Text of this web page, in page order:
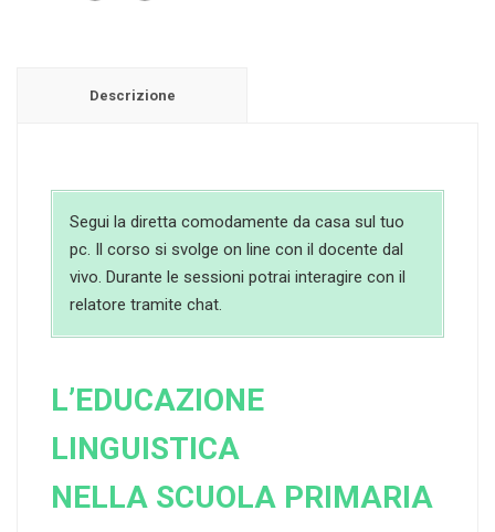
Descrizione
Segui la diretta comodamente da casa sul tuo
pc. Il corso si svolge on line con il docente dal
vivo. Durante le sessioni potrai interagire con il
relatore tramite chat.
L’EDUCAZIONE
LINGUISTICA
NELLA SCUOLA PRIMARIA